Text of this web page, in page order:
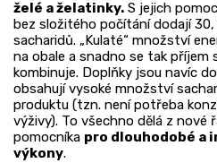
želé a želatinky. S jejich
bez složitého počítání dodají
sacharidů. „Kulaté“ množství
na obale a snadno se tak příjem
kombinuje. Doplňky jsou navíc
obsahují vysoké množství
produktu (tzn. není potřeba
výživy). To všechno dělá z nové
pomocníka pro dlouhodobé a
výkony.